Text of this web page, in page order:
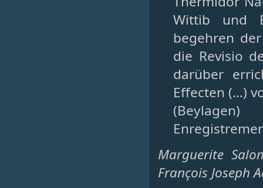
Wittib und
begehren
die Revisio
darüber
Effecten (…)
(Beylagen)
Marguerite
François Joseph